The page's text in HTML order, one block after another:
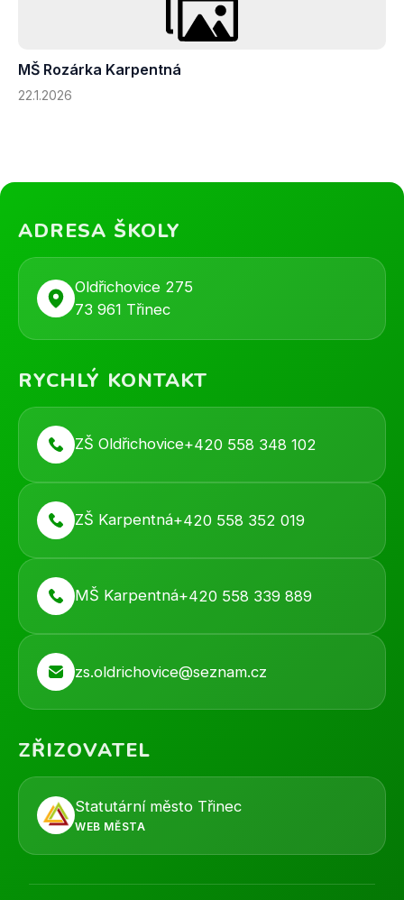
MŠ Rozárka Karpentná
22.1.2026
ADRESA ŠKOLY
Oldřichovice 275
73 961 Třinec
RYCHLÝ KONTAKT
ZŠ Oldřichovice+420 558 348 102
ZŠ Karpentná+420 558 352 019
MŠ Karpentná+420 558 339 889
zs.oldrichovice@seznam.cz
ZŘIZOVATEL
Statutární město Třinec
WEB MĚSTA